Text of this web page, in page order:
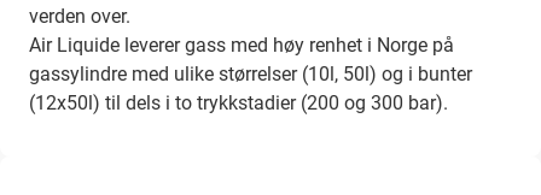
verden over.
Air Liquide leverer gass med høy renhet i Norge på
gassylindre med ulike størrelser (10l, 50l) og i bunter
(12x50l) til dels i to trykkstadier (200 og 300 bar).